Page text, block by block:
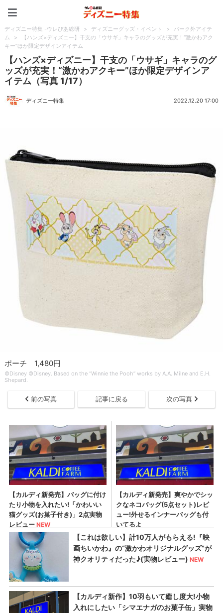
ディズニー特集 -ウレぴあ総研 > ディズニーグッズ・イベント >
パーク外アイテ
ム
>
【ハンズ×ディズニー】干支の「ウサギ」キャラのグッズが充実！“激かわアク
キー”ほか限定デザインアイテム
【ハンズ×ディズニー】干支の「ウサギ」キャラのグ
ッズが充実！“激かわアクキー”ほか限定デザインア
イテム（写真 1/17）
ディズニー特集 2022.12.20 17:00
ポーチ 1,480円
©Disney ©Disney. Based on the “Winnie the Pooh” works by A.A. Milne and E.H.
Shepard.
前の写真 記事に戻る 次の写真